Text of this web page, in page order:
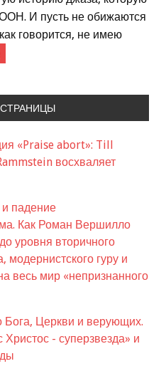
И пусть не обижаются
говорится, не имею
«Praise abort»: Till
восхваляет
падение
Как Роман Вершилло
уровня вторичного
гуру и
весь мир «непризнанного
Бога, Церкви и верующих.
- суперзвезда» и